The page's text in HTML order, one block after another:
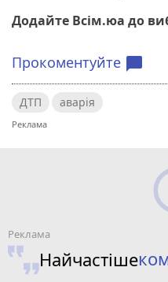
Додайте Всім.юа до
Прокоментуйте chat_bubble
ДТП аварія
Найчастіше